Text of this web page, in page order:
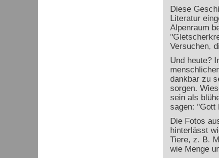
Diese
Literatur
Alpenraum
Versuchen,
Und heute?
dankbar zu
sorgen.
sein als
sagen: "Gott
Die Fotos
hinterlässt
Tiere, z. B.
wie Menge